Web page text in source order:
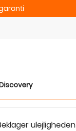
ulejligheden